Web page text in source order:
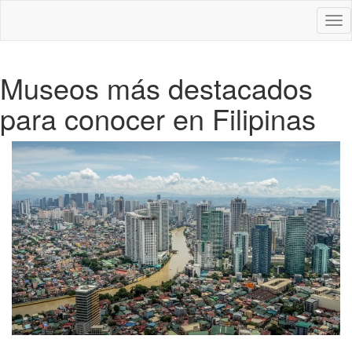
Museos más destacados
para conocer en Filipinas